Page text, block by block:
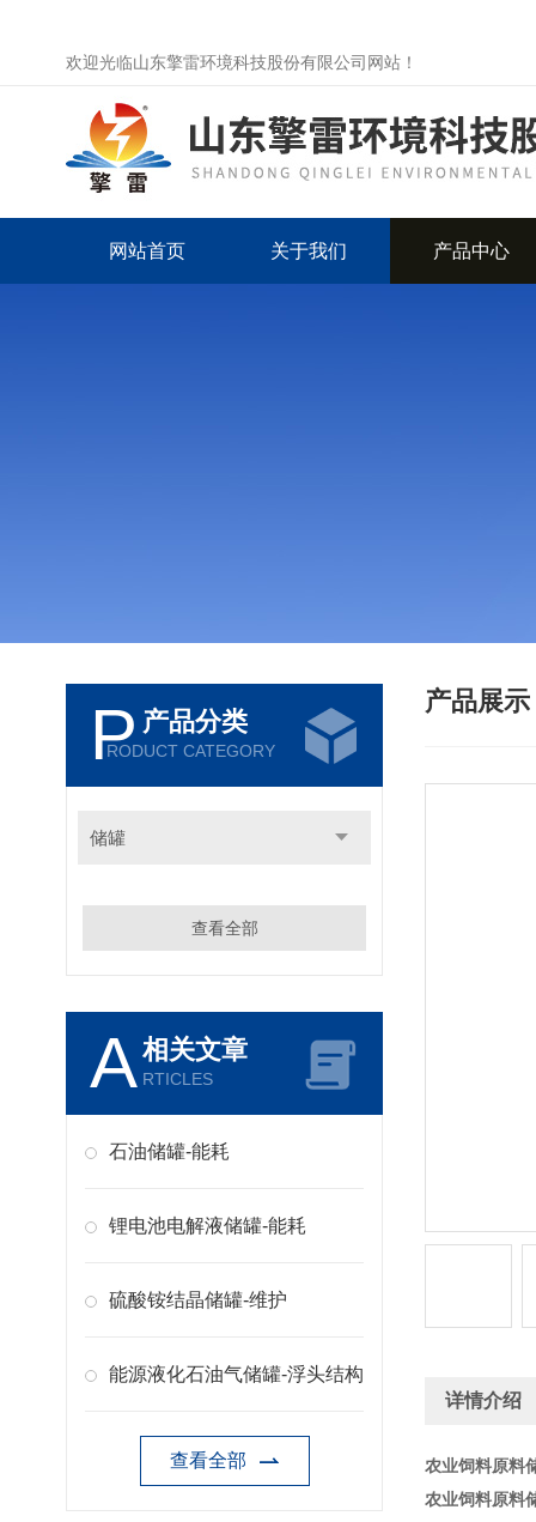
欢迎光临山东擎雷环境科技股份有限公司网站！
网站首页 关于我们 产品中心
P 产品分类
RODUCT CATEGORY
储罐
查看全部
A相关文章
RTICLES
石油储罐-能耗
锂电池电解液储罐-能耗
硫酸铵结晶储罐-维护
能源液化石油气储罐-浮头结构
查看全部
产品展示
详情介绍
农业饲料原料
农业饲料原料